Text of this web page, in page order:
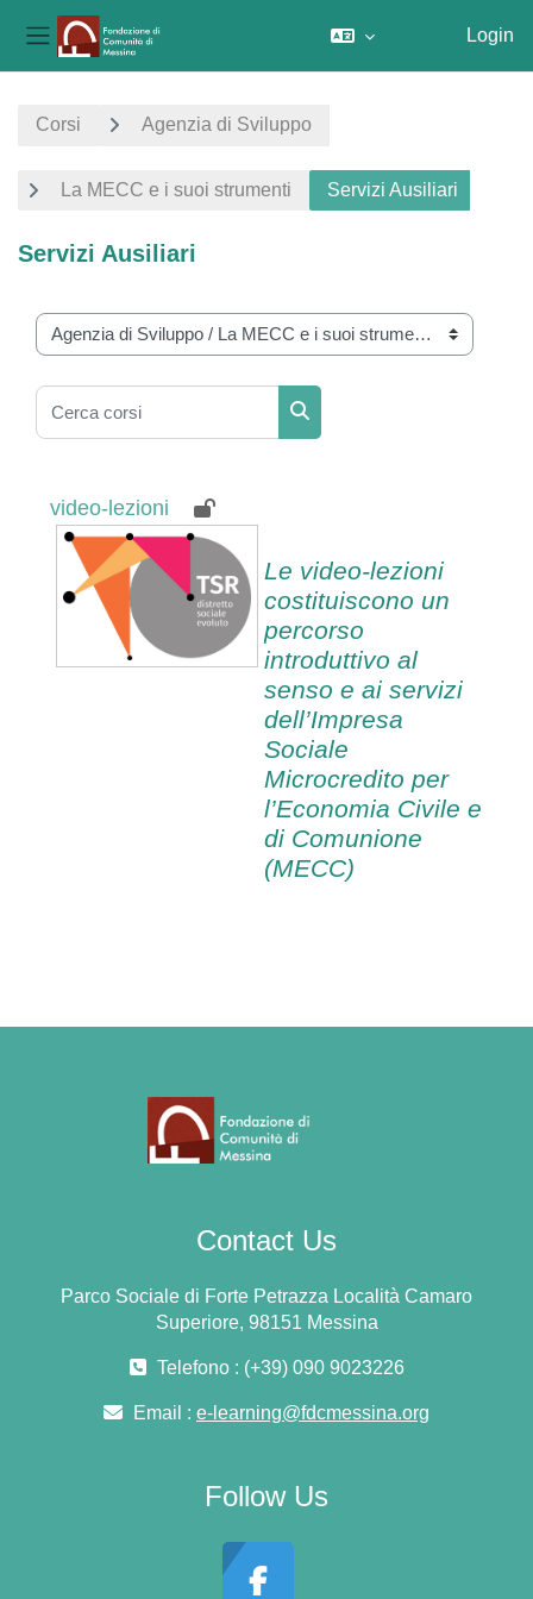
Pannello laterale
Login
Corsi Agenzia di Sviluppo
La MECC e i suoi strumenti Servizi Ausiliari
Servizi Ausiliari
Aree Tematiche
Cerca corsi
Cerca corsi
video-lezioni
Le video-lezioni
costituiscono un
percorso
introduttivo al
senso e ai servizi
dell’Impresa
Sociale
Microcredito per
l’Economia Civile e
di Comunione
(MECC)
Contact Us
Parco Sociale di Forte Petrazza Località Camaro
Superiore, 98151 Messina
Telefono : (+39) 090 9023226
Email : e-learning@fdcmessina.org
Follow Us